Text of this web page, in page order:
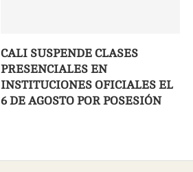
CALI SUSPENDE CLASES
PRESENCIALES EN
INSTITUCIONES OFICIALES EL
6 DE AGOSTO POR POSESIÓN